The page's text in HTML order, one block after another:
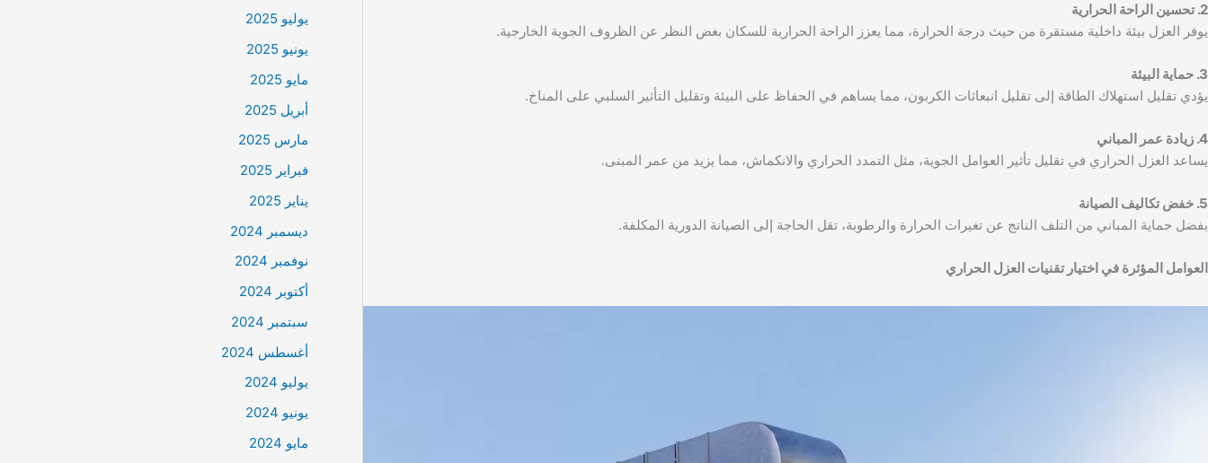
2. تحسين الراحة الحرارية
يوفر العزل بيئة داخلية مستقرة من حيث درجة الحرارة، مما يعزز الراحة الحرارية للسكان بغض النظر عن الظروف الجوية الخارجية.
3. حماية البيئة
يؤدي تقليل استهلاك الطاقة إلى تقليل انبعاثات الكربون، مما يساهم في الحفاظ على البيئة وتقليل التأثير السلبي على المناخ.
4. زيادة عمر المباني
يساعد العزل الحراري في تقليل تأثير العوامل الجوية، مثل التمدد الحراري والانكماش، مما يزيد من عمر المبنى.
5. خفض تكاليف الصيانة
بفضل حماية المباني من التلف الناتج عن تغيرات الحرارة والرطوبة، تقل الحاجة إلى الصيانة الدورية المكلفة.
العوامل المؤثرة في اختيار تقنيات العزل الحراري
يوليو 2025
يونيو 2025
مايو 2025
أبريل 2025
مارس 2025
فبراير 2025
يناير 2025
ديسمبر 2024
نوفمبر 2024
أكتوبر 2024
سبتمبر 2024
أغسطس 2024
يوليو 2024
يونيو 2024
مايو 2024